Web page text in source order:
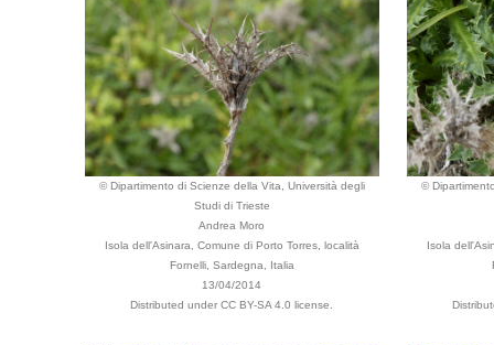
© Dipartimento di Scienze della Vita, Università degli
Studi di Trieste
Andrea Moro
Isola dell'Asinara, Comune di Porto Torres, località
Fornelli, Sardegna, Italia
13/04/2014
Distributed under CC BY-SA 4.0 license.
©
Isola